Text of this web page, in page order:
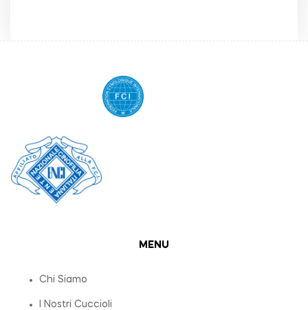
MENU
Chi Siamo
I Nostri Cuccioli